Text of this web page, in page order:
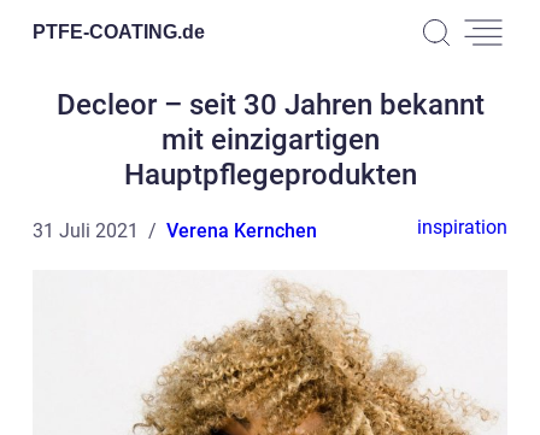
PTFE-COATING.de
Decleor – seit 30 Jahren bekannt
mit einzigartigen
Hauptpflegeprodukten
31 Juli 2021 Verena Kernchen inspiration